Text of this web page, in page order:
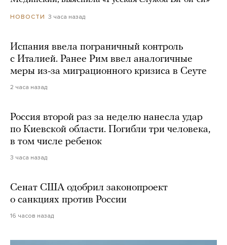
НОВОСТИ 3 часа назад
Испания ввела пограничный контроль
с Италией. Ранее Рим ввел аналогичные
меры из-за миграционного кризиса в Сеуте
2 часа назад
Россия второй раз за неделю нанесла удар
по Киевской области. Погибли три человека,
в том числе ребенок
3 часа назад
Сенат США одобрил законопроект
о санкциях против России
16 часов назад